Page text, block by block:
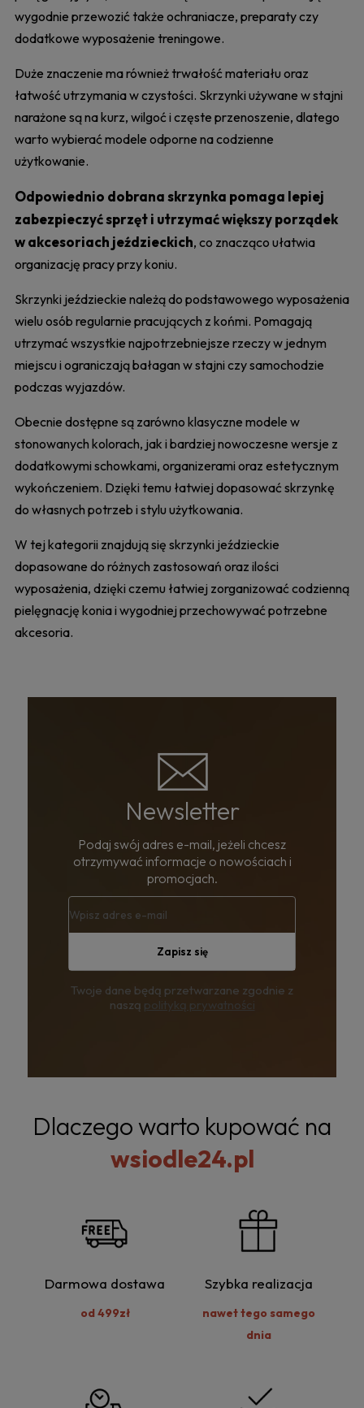
wygodnie przewozić także ochraniacze, preparaty czy
dodatkowe wyposażenie treningowe.
Duże znaczenie ma również trwałość materiału oraz
łatwość utrzymania w czystości. Skrzynki używane w stajni
narażone są na kurz, wilgoć i częste przenoszenie, dlatego
warto wybierać modele odporne na codzienne
użytkowanie.
Odpowiednio dobrana skrzynka pomaga lepiej
zabezpieczyć sprzęt i utrzymać większy porządek
w akcesoriach jeździeckich, co znacząco ułatwia
organizację pracy przy koniu.
Skrzynki jeździeckie należą do podstawowego wyposażenia
wielu osób regularnie pracujących z końmi. Pomagają
utrzymać wszystkie najpotrzebniejsze rzeczy w jednym
miejscu i ograniczają bałagan w stajni czy samochodzie
podczas wyjazdów.
Obecnie dostępne są zarówno klasyczne modele w
stonowanych kolorach, jak i bardziej nowoczesne wersje z
dodatkowymi schowkami, organizerami oraz estetycznym
wykończeniem. Dzięki temu łatwiej dopasować skrzynkę
do własnych potrzeb i stylu użytkowania.
W tej kategorii znajdują się skrzynki jeździeckie
dopasowane do różnych zastosowań oraz ilości
wyposażenia, dzięki czemu łatwiej zorganizować codzienną
pielęgnację konia i wygodniej przechowywać potrzebne
akcesoria.
Newsletter
Podaj swój adres e-mail, jeżeli chcesz
otrzymywać informacje o nowościach i
promocjach.
Zapisz się
Twoje dane będą przetwarzane zgodnie z
naszą polityką prywatności
Dlaczego warto kupować na
wsiodle24.pl
Darmowa dostawa
od 499zł
Szybka realizacja
nawet tego samego
dnia